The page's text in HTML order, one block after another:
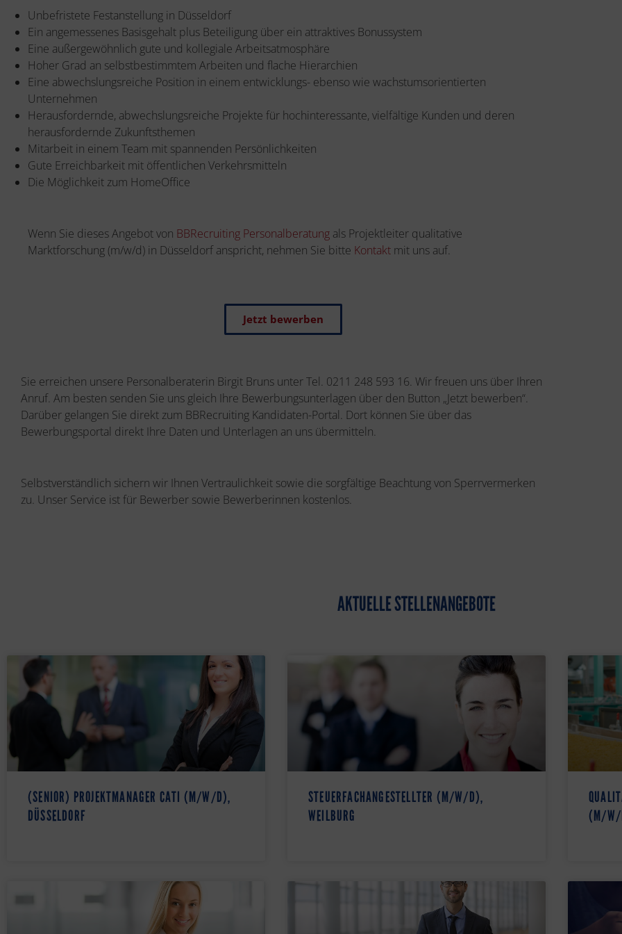
Unbefristete Festanstellung in Düsseldorf
Ein angemessenes Basisgehalt plus Beteiligung über ein attraktives Bonussystem
Eine außergewöhnlich gute und kollegiale Arbeitsatmosphäre
Hoher Grad an selbstbestimmtem Arbeiten und flache Hierarchien
Eine abwechslungsreiche Position in einem entwicklungs- ebenso wie wachstumsorientierten
Unternehmen
Herausfordernde, abwechslungsreiche Projekte für hochinteressante, vielfältige Kunden und deren
herausfordernde Zukunftsthemen
Mitarbeit in einem Team mit spannenden Persönlichkeiten
Gute Erreichbarkeit mit öffentlichen Verkehrsmitteln
Die Möglichkeit zum HomeOffice
Wenn Sie dieses Angebot von BBRecruiting Personalberatung als Projektleiter qualitative
Marktforschung (m/w/d) in Düsseldorf anspricht, nehmen Sie bitte Kontakt mit uns auf.
Jetzt bewerben
Sie erreichen unsere Personalberaterin Birgit Bruns unter Tel. 0211 248 593 16. Wir freuen uns über Ihren
Anruf. Am besten senden Sie uns gleich Ihre Bewerbungsunterlagen über den Button „Jetzt bewerben“.
Darüber gelangen Sie direkt zum BBRecruiting Kandidaten-Portal. Dort können Sie über das
Bewerbungsportal direkt Ihre Daten und Unterlagen an uns übermitteln.
Selbstverständlich sichern wir Ihnen Vertraulichkeit sowie die sorgfältige Beachtung von Sperrvermerken
zu. Unser Service ist für Bewerber sowie Bewerberinnen kostenlos.
AKTUELLE STELLENANGEBOTE
(SENIOR) PROJEKTMANAGER CATI (M/W/D),
DÜSSELDORF
STEUERFACHANGESTELLTER (M/W/D),
WEILBURG
(M/W/